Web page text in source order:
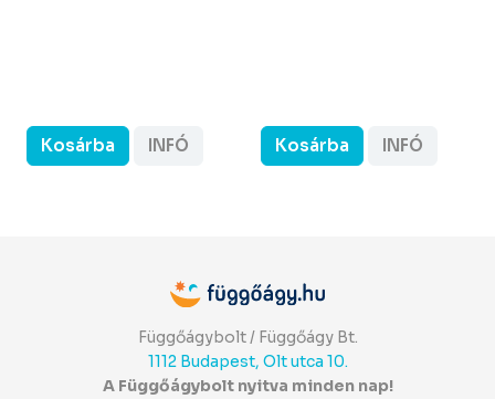
Kosárba INFÓ Kosárba INFÓ
Függőágybolt / Függőágy Bt.
1112 Budapest, Olt utca 10.
A Függőágybolt nyitva minden nap!